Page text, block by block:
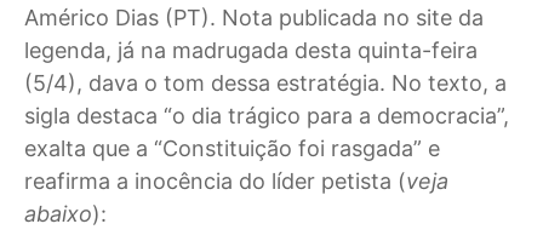
Américo Dias (PT). Nota publicada no site da
legenda, já na madrugada desta quinta-feira
(5/4), dava o tom dessa estratégia. No texto, a
sigla destaca “o dia trágico para a democracia”,
exalta que a “Constituição foi rasgada” e
reafirma a inocência do líder petista (veja
abaixo):